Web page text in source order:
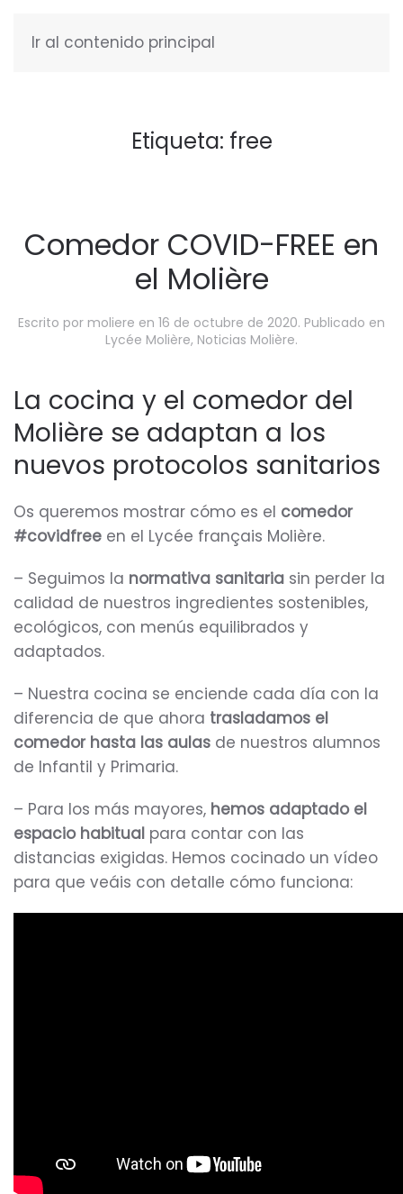
Ir al contenido principal
Etiqueta: free
Comedor COVID-FREE en
el Molière
Escrito por moliere en 16 de octubre de 2020. Publicado en
Lycée Molière, Noticias Molière.
La cocina y el comedor del
Molière se adaptan a los
nuevos protocolos sanitarios
Os queremos mostrar cómo es el comedor
#covidfree en el Lycée français Molière.
– Seguimos la normativa sanitaria sin perder la
calidad de nuestros ingredientes sostenibles,
ecológicos, con menús equilibrados y
adaptados.
– Nuestra cocina se enciende cada día con la
diferencia de que ahora trasladamos el
comedor hasta las aulas de nuestros alumnos
de Infantil y Primaria.
– Para los más mayores, hemos adaptado el
espacio habitual para contar con las
distancias exigidas. Hemos cocinado un vídeo
para que veáis con detalle cómo funciona: